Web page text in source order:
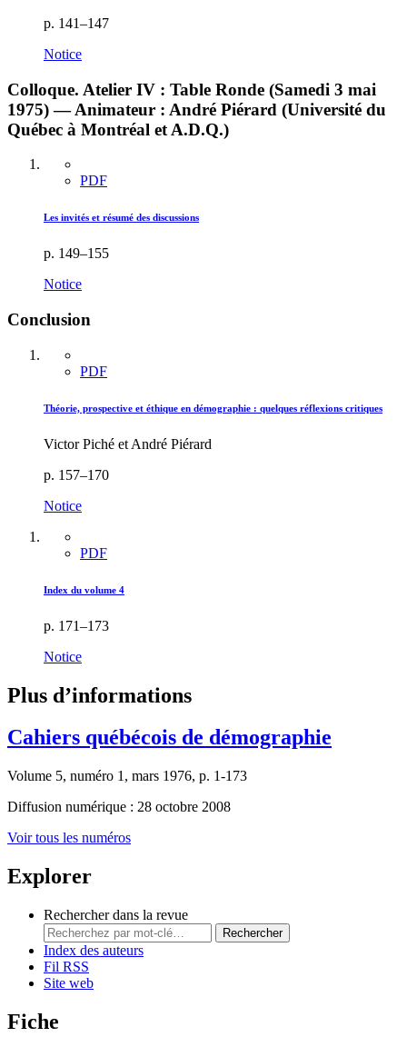
p. 141–147
Notice
Colloque. Atelier IV : Table Ronde (Samedi 3 mai
1975) — Animateur : André Piérard (Université du
Québec à Montréal et A.D.Q.)
PDF
Les invités et résumé des discussions
p. 149–155
Notice
Conclusion
PDF
Théorie, prospective et éthique en démographie : quelques réflexions critiques
Victor Piché et André Piérard
p. 157–170
Notice
PDF
Index du volume 4
p. 171–173
Notice
Plus d’informations
Cahiers québécois de démographie
Volume 5, numéro 1, mars 1976, p. 1-173
Diffusion numérique : 28 octobre 2008
Voir tous les numéros
Explorer
Rechercher dans la revue
Rechercher
Index des auteurs
Fil RSS
Site web
Fiche